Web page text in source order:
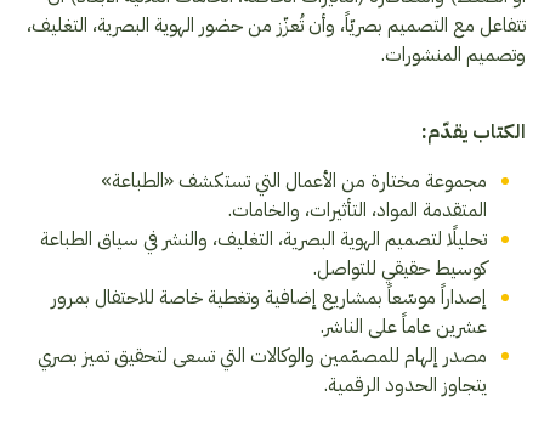
تتفاعل مع التصميم بصريّاً، وأن تُعزّز من حضور الهوية البصرية، التغليف،
وتصميم المنشورات.
الكتاب يقدّم:
مجموعة مختارة من الأعمال التي تستكشف «الطباعة»
المتقدمة المواد، التأثيرات، والخامات.
تحليلًا لتصميم الهوية البصرية، التغليف، والنشر في سياق الطباعة
كوسيط حقيقي للتواصل.
إصداراً موسّعاً بمشاريع إضافية وتغطية خاصة للاحتفال بمرور
عشرين عاماً على الناشر.
مصدر إلهام للمصمّمين والوكالات التي تسعى لتحقيق تميز بصري
يتجاوز الحدود الرقمية.